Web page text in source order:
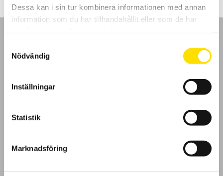
Dessa kan i sin tur kombinera informationen med annan
information som du har tillhandahållit eller som de har
Nödvändig
Inställningar
Statistik
Marknadsföring